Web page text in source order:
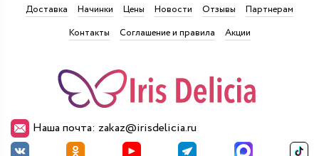
Наша почта: zakaz@irisdelicia.ru
Доставка Начинки Цены Новости Отзывы
Партнерам
Контакты
Соглашение и правила Акции